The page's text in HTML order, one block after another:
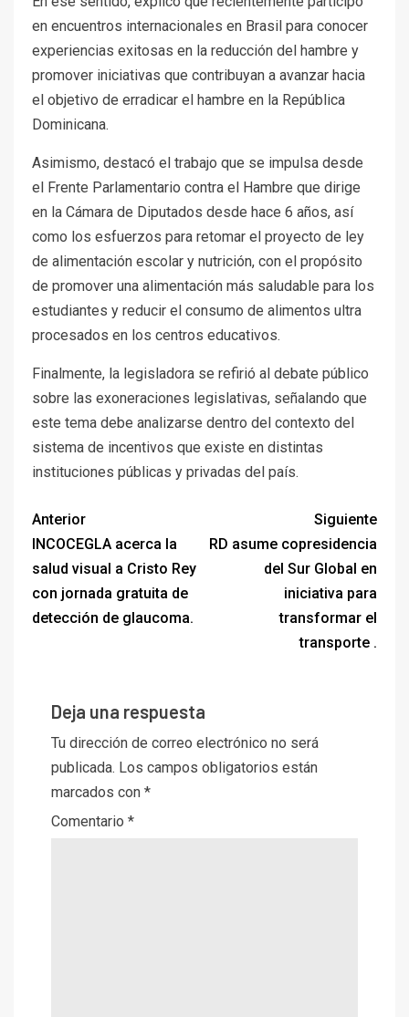
en encuentros internacionales en Brasil para conocer
experiencias exitosas en la reducción del hambre y
promover iniciativas que contribuyan a avanzar hacia
el objetivo de erradicar el hambre en la República
Dominicana.
Asimismo, destacó el trabajo que se impulsa desde
el Frente Parlamentario contra el Hambre que dirige
en la Cámara de Diputados desde hace 6 años, así
como los esfuerzos para retomar el proyecto de ley
de alimentación escolar y nutrición, con el propósito
de promover una alimentación más saludable para los
estudiantes y reducir el consumo de alimentos ultra
procesados en los centros educativos.
Finalmente, la legisladora se refirió al debate público
sobre las exoneraciones legislativas, señalando que
este tema debe analizarse dentro del contexto del
sistema de incentivos que existe en distintas
instituciones públicas y privadas del país.
Anterior
INCOCEGLA acerca la
salud visual a Cristo Rey
con jornada gratuita de
detección de glaucoma.
Siguiente
RD asume copresidencia
del Sur Global en
iniciativa para
transformar el
transporte .
Deja una respuesta
Tu dirección de correo electrónico no será
publicada. Los campos obligatorios están
marcados con *
Comentario *